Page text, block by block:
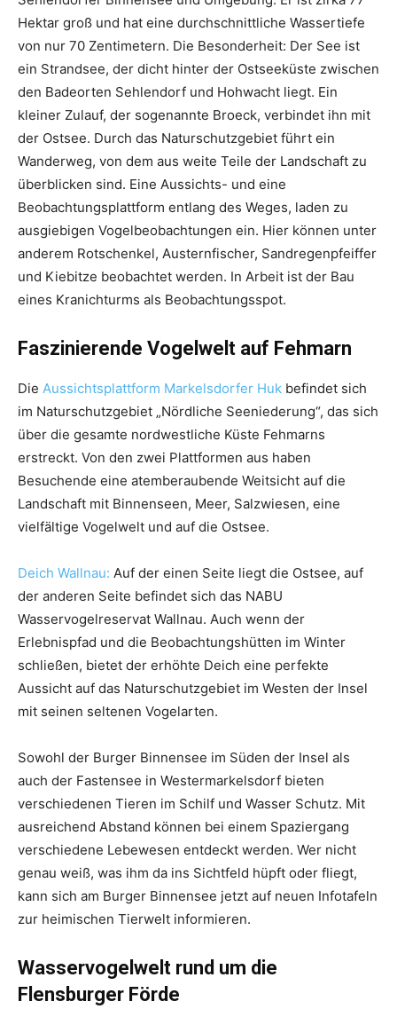
Hektar groß und hat eine durchschnittliche Wassertiefe
von nur 70 Zentimetern. Die Besonderheit: Der See ist
ein Strandsee, der dicht hinter der Ostseeküste zwischen
den Badeorten Sehlendorf und Hohwacht liegt. Ein
kleiner Zulauf, der sogenannte Broeck, verbindet ihn mit
der Ostsee. Durch das Naturschutzgebiet führt ein
Wanderweg, von dem aus weite Teile der Landschaft zu
überblicken sind. Eine Aussichts- und eine
Beobachtungsplattform entlang des Weges, laden zu
ausgiebigen Vogelbeobachtungen ein. Hier können unter
anderem Rotschenkel, Austernfischer, Sandregenpfeiffer
und Kiebitze beobachtet werden. In Arbeit ist der Bau
eines Kranichturms als Beobachtungsspot.
Faszinierende Vogelwelt auf Fehmarn
Die Aussichtsplattform Markelsdorfer Huk befindet sich
im Naturschutzgebiet „Nördliche Seeniederung“, das sich
über die gesamte nordwestliche Küste Fehmarns
erstreckt. Von den zwei Plattformen aus haben
Besuchende eine atemberaubende Weitsicht auf die
Landschaft mit Binnenseen, Meer, Salzwiesen, eine
vielfältige Vogelwelt und auf die Ostsee.
Deich Wallnau: Auf der einen Seite liegt die Ostsee, auf
der anderen Seite befindet sich das NABU
Wasservogelreservat Wallnau. Auch wenn der
Erlebnispfad und die Beobachtungshütten im Winter
schließen, bietet der erhöhte Deich eine perfekte
Aussicht auf das Naturschutzgebiet im Westen der Insel
mit seinen seltenen Vogelarten.
Sowohl der Burger Binnensee im Süden der Insel als
auch der Fastensee in Westermarkelsdorf bieten
verschiedenen Tieren im Schilf und Wasser Schutz. Mit
ausreichend Abstand können bei einem Spaziergang
verschiedene Lebewesen entdeckt werden. Wer nicht
genau weiß, was ihm da ins Sichtfeld hüpft oder fliegt,
kann sich am Burger Binnensee jetzt auf neuen Infotafeln
zur heimischen Tierwelt informieren.
Wasservogelwelt rund um die
Flensburger Förde